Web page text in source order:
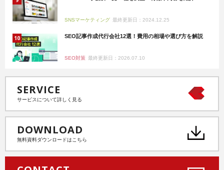
SNSマーケティング 最終更新日：2024.12.25
SEO記事作成代行会社12選！費用の相場や選び方を解説
SEO対策 最終更新日：2026.07.10
SERVICE
サービスについて詳しく見る
DOWNLOAD
無料資料ダウンロードはこちら